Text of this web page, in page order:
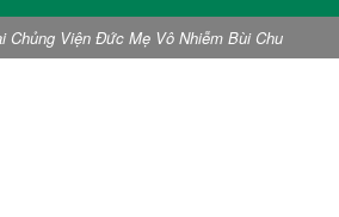
Chủng Viện Đức Mẹ Vô Nhiễm Bùi Chu